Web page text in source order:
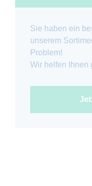
Sie haben ein
unserem
Problem!
Wir helfen Ihnen